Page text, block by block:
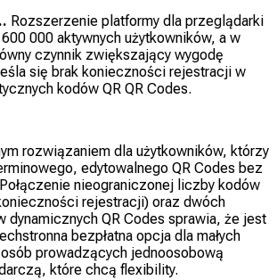
Rozszerzenie platformy dla przeglądarki
000 aktywnych użytkowników, a w
czynnik zwiększający wygodę
się brak konieczności rejestracji w
kodów QR QR Codes.
rozwiązaniem dla użytkowników, którzy
edytowalnego QR Codes bez
nieograniczonej liczby kodów
rejestracji) oraz dwóch
dynamicznych QR Codes sprawia, że jest
bezpłatna opcja dla małych
prowadzących jednoosobową
które chcą flexibility.